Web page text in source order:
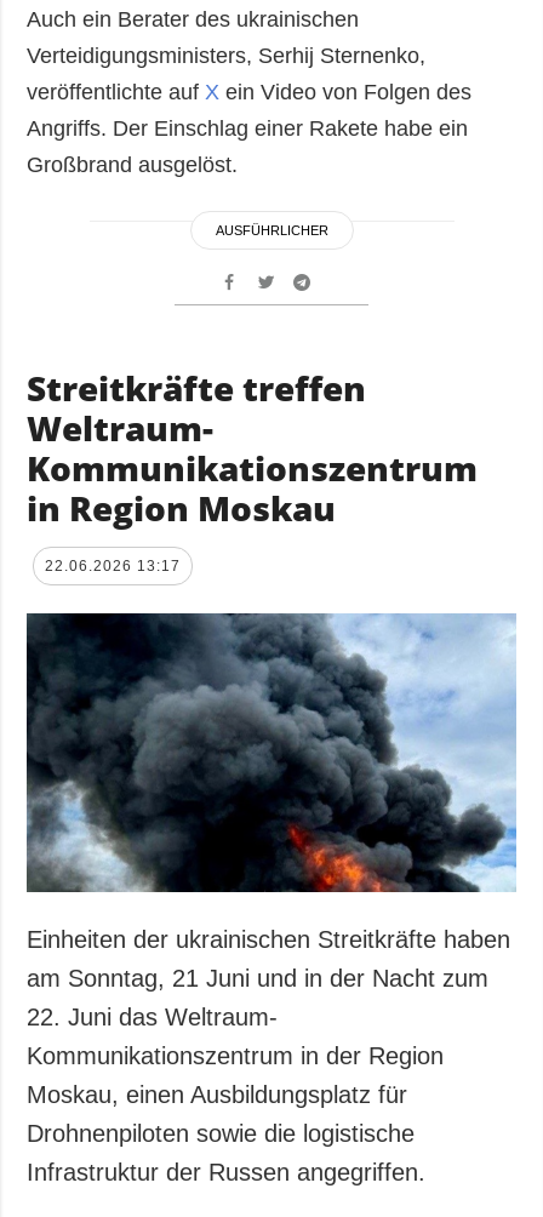
Auch ein Berater des ukrainischen
Verteidigungsministers, Serhij Sternenko,
veröffentlichte auf X ein Video von Folgen des
Angriffs. Der Einschlag einer Rakete habe ein
Großbrand ausgelöst.
AUSFÜHRLICHER
Streitkräfte treffen
Weltraum-
Kommunikationszentrum
in Region Moskau
22.06.2026 13:17
Einheiten der ukrainischen Streitkräfte haben
am Sonntag, 21 Juni und in der Nacht zum
22. Juni das Weltraum-
Kommunikationszentrum in der Region
Moskau, einen Ausbildungsplatz für
Drohnenpiloten sowie die logistische
Infrastruktur der Russen angegriffen.